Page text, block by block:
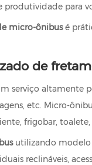
para
micro-ônibusé
de
serviço altamente
etc. Micro-
frigobar,
utilizando modelo
reclináveis,